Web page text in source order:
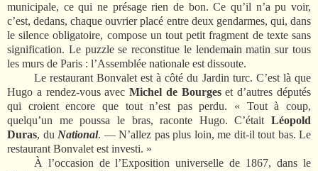
municipale, ce qui ne présage rien de bon. Ce qu’il n’a pu voir,
c’est, dedans, chaque ouvrier placé entre deux gendarmes, qui, dans
le silence obligatoire, compose un tout petit fragment de texte sans
signification. Le puzzle se reconstitue le lendemain matin sur tous
les murs de Paris : l’Assemblée nationale est dissoute.
Le restaurant Bonvalet est à côté du Jardin turc. C’est là que
Hugo a rendez-vous avecMichel de Bourgeset d’autres députés
qui croient encore que tout n’est pas perdu. « Tout à coup,
quelqu’un me poussa le bras, raconte Hugo. C’était Léopold
Duras, du National. — N’allez pas plus loin, me dit-il tout bas. Le
restaurant Bonvalet est investi. »
À l’occasion de l’Exposition universelle de 1867, dans le